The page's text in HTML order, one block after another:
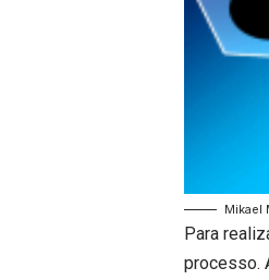
Mikael
Para
processo.